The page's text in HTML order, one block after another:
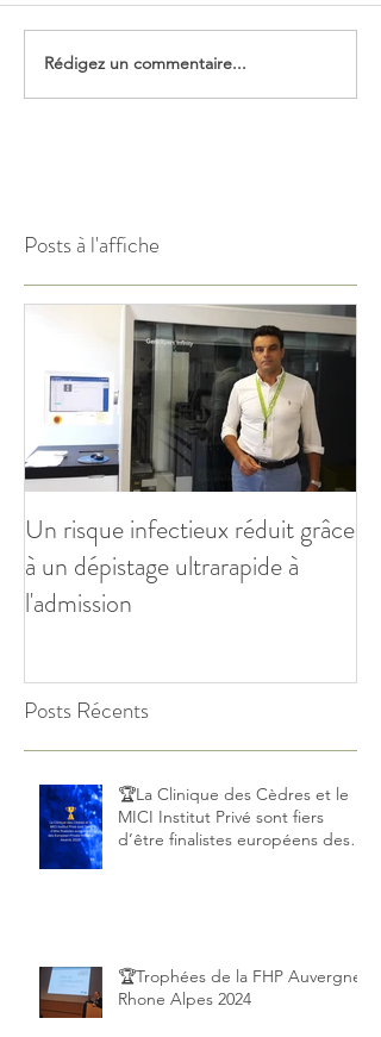
Rédigez un commentaire...
Posts à l'affiche
Un risque infectieux réduit grâce
à un dépistage ultrarapide à
l'admission
Posts Récents
🏆La Clinique des Cèdres et le
MICI Institut Privé sont fiers
d’être finalistes européens des
🏆Trophées de la FHP Auvergne
Rhone Alpes 2024